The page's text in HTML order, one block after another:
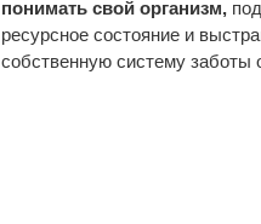
понимать свой организм,
ресурсное состояние и
собственную систему заботы